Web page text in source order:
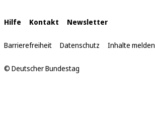
Interne
Links
Hilfe Kontakt Newsletter
Barrierefreiheit Datenschutz Inhalte melden
© Deutscher Bundestag